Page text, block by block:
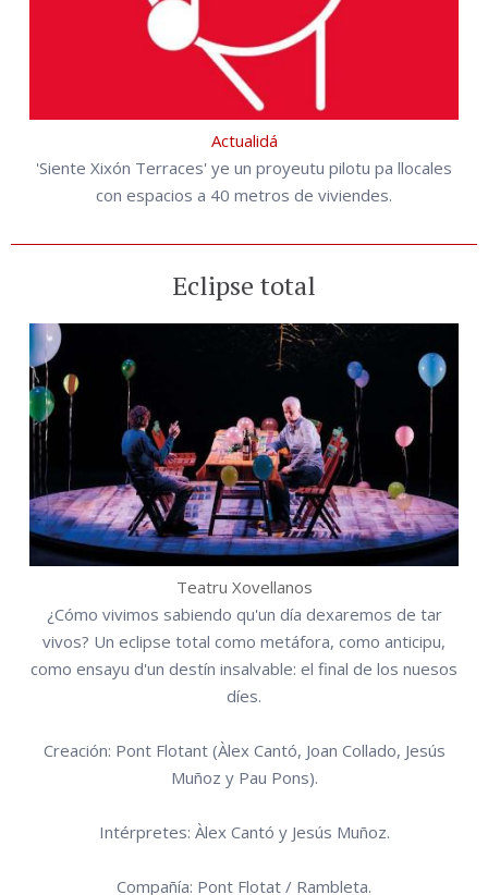
Actualidá
'Siente Xixón Terraces' ye un proyeutu pilotu pa llocales
con espacios a 40 metros de viviendes.
Eclipse total
Teatru Xovellanos
¿Cómo vivimos sabiendo qu'un día dexaremos de tar
vivos? Un eclipse total como metáfora, como anticipu,
como ensayu d'un destín insalvable: el final de los nuesos
díes.
Creación: Pont Flotant (Àlex Cantó, Joan Collado, Jesús
Muñoz y Pau Pons).
Intérpretes: Àlex Cantó y Jesús Muñoz.
Compañía: Pont Flotat / Rambleta.